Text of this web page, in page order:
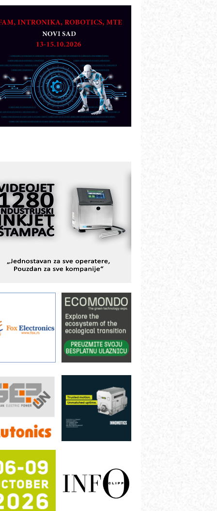
- Lim i mašine za savremena
Marcom-plast d.o.o.- vaš pouzdan
obradu!
Razvoj asortimanskog pravca MINI-
AKYTEC
Svetski standard metrologije
dostupan u Srbiji
MOTOMAN – NEXT-Robotika vođena
u proizvodnji prototipova
KIP KOP – napredna rešenja za
industrijske i logističke
objekte
d.o.o. – 35 godina preciznosti u
metrologiji i pametnim dozirnim
IBeRTIM - oprema za ispitivanje
povećavaju pouzdanost hidrauličkih
pumpe – japanska
u transferu fluida
Filtration Group Industrial – Napredna
rešenja za filtraciju u hidrauličkim i
sistemima
kompanije Rittal
Najbolje za vašu pametnu
Efikasno upravljanje energijom
pakovanja · Display
Ready) omotnice
efikasnost bez složenih
oznaka kao dugoročna korist
na prvom mestu!
BLUMENAUER - više od 40 godina